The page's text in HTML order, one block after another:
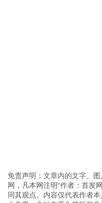
免责声明：文章内的文字、
网，凡本网注明“作者：首发
同其观点。内容仅代表作者